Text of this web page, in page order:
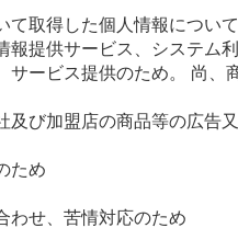
て取得した個人情報につい
報提供サービス、システム
サービス提供のため。 尚、
及び加盟店の商品等の広告
ため
わせ、苦情対応のため